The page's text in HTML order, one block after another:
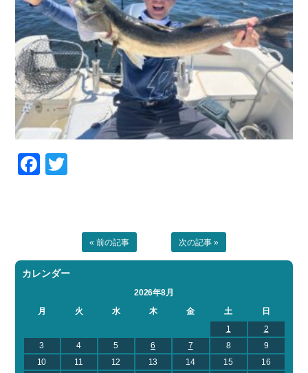
Facebook
« 前の記事 次の記事 »
カレンダー
2026年8月
月
火 水 木 金 土
日
1
2
3
4 5 6 7 8
9
10
11 12 13 14 15
16